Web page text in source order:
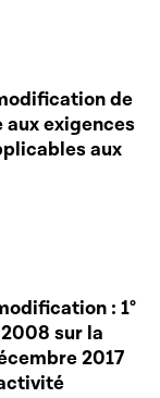
de
exigences
aux
: 1°
sur la
2017